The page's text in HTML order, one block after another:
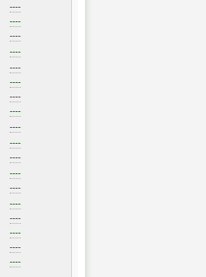
----
----
----
----
----
----
----
----
----
----
----
----
----
----
----
----
----
----